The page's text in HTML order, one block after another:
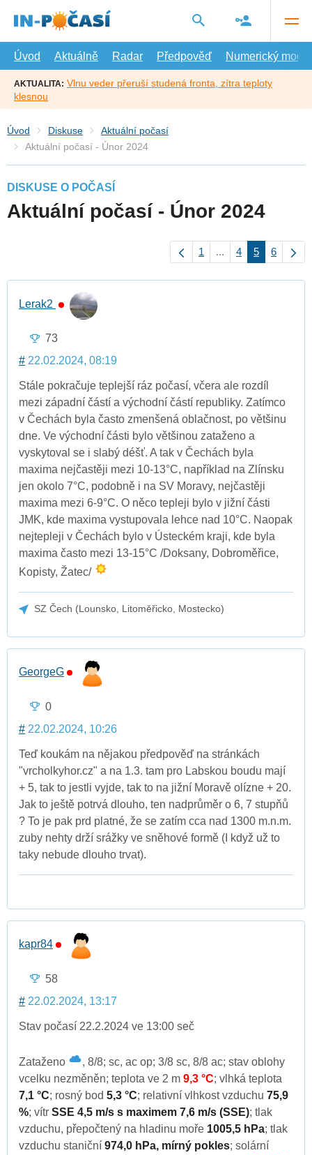
hlavní
Úvod
Aktuálně Radar Předpověď Numerický model
AKTUALITA: Vlnu veder přeruší studená fronta, zítra teploty
klesnou
Úvod Diskuse
Aktuální počasí
Aktuální počasí - Únor 2024
DISKUSE O POČASÍ
Aktuální počasí - Únor 2024
1 ... 4 5 6
Lerak2
73
# 22.02.2024, 08:19
Stále pokračuje teplejší ráz počasí, včera ale rozdíl
mezi západní částí a východní částí republiky. Zatímco
v Čechách byla často zmenšená oblačnost, po většinu
dne. Ve východní části bylo většinou zataženo a
vyskytoval se i slabý déšť. A tak v Čechách byla
maxima nejčastěji mezi 10-13°C, například na Zlínsku
jen okolo 7°C, podobně i na SV Moravy, nejčastěji
maxima mezi 6-9°C. O něco tepleji bylo v jižní části
JMK, kde maxima vystupovala lehce nad 10°C. Naopak
nejtepleji v Čechách bylo v Ústeckém kraji, kde byla
maxima často mezi 13-15°C /Doksany, Dobroměřice,
Kopisty, Žatec/
SZ Čech (Lounsko, Litoměřicko, Mostecko)
GeorgeG
0
# 22.02.2024, 10:26
Teď koukám na nějakou předpověď na stránkách
"vrcholkyhor.cz" a na 1.3. tam pro Labskou boudu mají
+ 5, tak to jestli vyjde, tak to na jižní Moravě olízne + 20.
Jak to ještě potrvá dlouho, ten nadprůměr o 6, 7 stupňů
? To je pak prd platné, že se zatím cca nad 1300 m.n.m.
zuby nehty drží srážky ve sněhové formě (I když už to
taky nebude dlouho trvat).
kapr84
58
# 22.02.2024, 13:17
Stav počasí 22.2.2024 ve 13:00 seč
Zataženo
, 8/8; sc, ac op; 3/8 sc, 8/8 ac; stav oblohy
vcelku nezměněn; teplota ve 2 m 9,3 °C; vlhká teplota
7,1 °C; rosný bod 5,3 °C; relativní vlhkost vzduchu 75,9
%; vítr SSE 4,5 m/s s maximem 7,6 m/s (SSE); tlak
vzduchu, přepočtený na hladinu moře 1005,5 hPa; tlak
vzduchu staniční 974,0 hPa, mírný pokles; solární